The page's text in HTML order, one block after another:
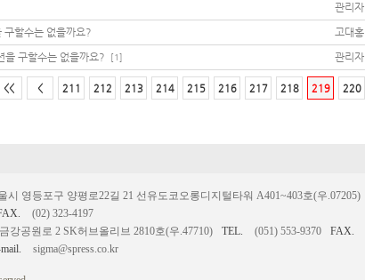
관리자
구할수는 없을까요? 고대홍
을 구할수는 없을까요? [1] 관리자
<< < 211 212 213 214 215 216 217 218 219 220
시 영등포구 양평로22길 21 선유도코오롱디지털타워 A401~403호(우.07205)
(02) 323-4197
강공원로 2 SK허브올리브 2810호(우.47710) TEL. (051) 553-9370 FAX.
sigma@spress.co.kr